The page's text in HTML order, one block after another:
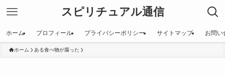
スピリチュアル通信
ホーム プロフィール プライバシーポリシー サイトマップ お問い
ホーム ある食べ物が腐った